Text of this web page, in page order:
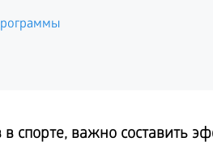
спорте, важно составить